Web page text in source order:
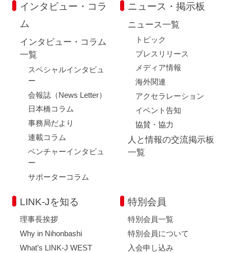
インタビュー・コラ
ム
インタビュー・コラム
一覧
スペシャルインタビュ
ー
会報誌（News Letter）
日本橋コラム
事務局だより
連載コラム
ベンチャーインタビュ
ー
サポーターコラム
ニュース・掲示板
ニュース一覧
トピック
プレスリリース
メディア情報
海外関連
アクセラレーション
イベント告知
協賛・協力
人と情報の交流掲示板
一覧
LINK-Jを知る
理事長挨拶
Why in Nihonbashi
What’s LINK-J WEST
特別会員
特別会員一覧
特別会員について
入会申し込み